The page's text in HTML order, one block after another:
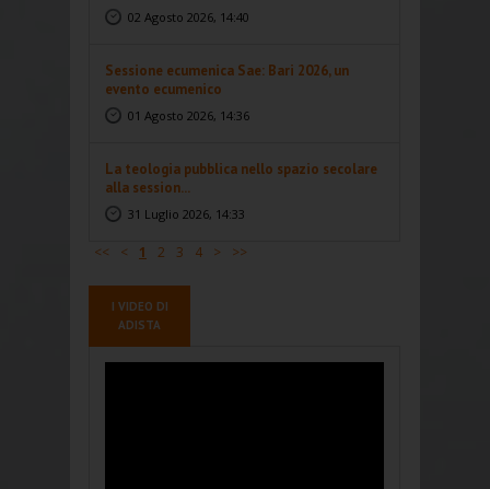
02 Agosto 2026, 14:40
Sessione ecumenica Sae: Bari 2026, un
evento ecumenico
01 Agosto 2026, 14:36
La teologia pubblica nello spazio secolare
alla session...
31 Luglio 2026, 14:33
<< < 1 2 3 4 > >>
I VIDEO DI
ADISTA